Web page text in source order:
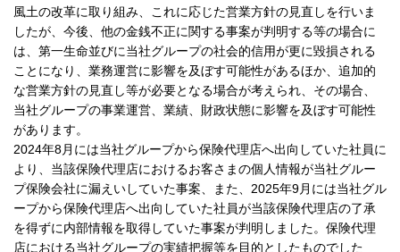
風土の改革に取り組み、これに応じた営業方針の見直しを行いま
したが、今後、他の金銭不正に関する事案が判明する等の場合に
は、第一生命並びに当社グループの社会的信用が更に毀損される
ことになり、業務運営に影響を及ぼす可能性があるほか、追加的
な営業方針の見直し等が必要となる場合が考えられ、その場合、
当社グループの事業運営、業績、財政状態に影響を及ぼす可能性
があります。
2024年8月には当社グループから保険代理店へ出向していた社員に
より、当該保険代理店におけるお客さまの個人情報が当社グルー
プ保険会社に漏えいしていた事案、また、2025年9月には当社グル
ープから保険代理店へ出向していた社員が当該保険代理店の了承
を得ずに内部情報を取得していた事案が判明しました。保険代理
店における当社グループの実績把握等を目的としたものでした